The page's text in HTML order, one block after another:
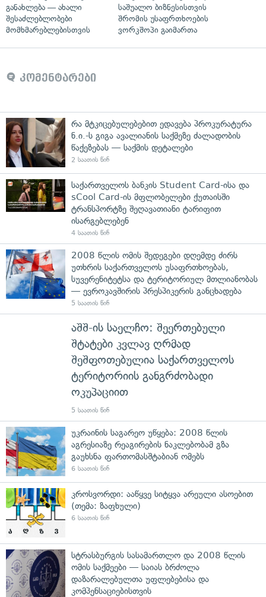
განახლება — ახალი
შესაძლებლობები
მომხმარებლებისთვის
საშუალო ბიზნესისთვის
შრომის უსაფრთხოების
ვორკშოპი გაიმართა
კომენტარები
რა მტკიცებულებებით ედავება პროკურატურა
ნ.ი.-ს გიგა ავალიანის საქმეზე ძალადობის
წაქეზებას — საქმის დეტალები
2 საათის წინ
საქართველოს ბანკის Student Card-ისა და
sCool Card-ის მფლობელები ქუთაისში
ტრანსპორტზე შეღავათიანი ტარიფით
ისარგებლებენ
4 საათის წინ
2008 წლის ომის შედეგები დღემდე ძირს
უთხრის საქართველოს უსაფრთხოებას,
სუვერენიტეტსა და ტერიტორიულ მთლიანობას
— ევროკავშირის პრესპიკერის განცხადება
5 საათის წინ
აშშ-ის საელჩო: შეერთებული
შტატები კვლავ ღრმად
შეშფოთებულია საქართველოს
ტერიტორიის განგრძობადი
ოკუპაციით
5 საათის წინ
უკრაინის საგარეო უწყება: 2008 წლის
აგრესიაზე რეაგირების ნაკლებობამ გზა
გაუხსნა ფართომასშტაბიან ომებს
6 საათის წინ
კროსვორდი: ააწყვე სიტყვა არეული ასოებით
(თემა: ზაფხული)
6 საათის წინ
სტრასბურგის სასამართლო და 2008 წლის
ომის საქმეები — საიას ბრძოლა
დაზარალებულთა უფლებებისა და
კომპენსაციებისთვის